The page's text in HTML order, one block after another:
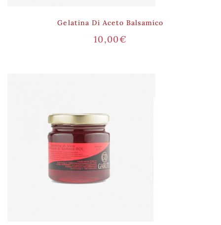
Gelatina Di Aceto Balsamico
10,00€